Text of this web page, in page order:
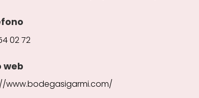
02 72
web
www.bodegasigarmi.com/